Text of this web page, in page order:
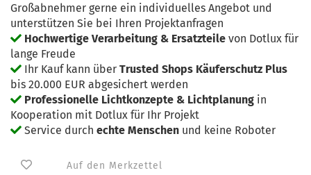
Großabnehmer gerne ein individuelles Angebot und
unterstützen Sie bei Ihren Projektanfragen
Hochwertige Verarbeitung & Ersatzteile von Dotlux für
lange Freude
Ihr Kauf kann über Trusted Shops Käuferschutz Plus
bis 20.000 EUR abgesichert werden
Professionelle Lichtkonzepte & Lichtplanung in
Kooperation mit Dotlux für Ihr Projekt
Service durch echte Menschen und keine Roboter
Auf den Merkzettel